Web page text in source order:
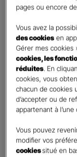
A partir du 3ème enfant,
Vos
Etes-vous déjà client
Oui
Non
*
Monsieur
Contact*
pages ou encore
Vous avez la
des cookies en
Gérer mes cookies
cookies, les
réduites . En
cookies, vous
chacun de cookies
d’accepter ou de
appartenant à l’une
Vous pouvez
modifier vos
cookiessitué en